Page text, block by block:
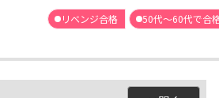
リベンジ合格 50代～60代で合